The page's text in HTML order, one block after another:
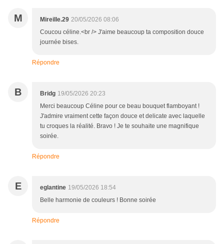
M Mireille.29 20/05/2026 08:06
Coucou céline.<br /> J'aime beaucoup ta composition douce
journée bises.
Répondre
B Bridg 19/05/2026 20:23
Merci beaucoup Céline pour ce beau bouquet flamboyant !
J'admire vraiment cette façon douce et delicate avec laquelle
tu croques la réalité. Bravo ! Je te souhaite une magnifique
soirée.
Répondre
E eglantine 19/05/2026 18:54
Belle harmonie de couleurs ! Bonne soirée
Répondre